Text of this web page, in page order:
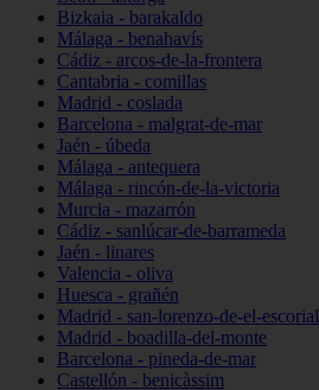
Bizkaia - barakaldo
Málaga - benahavís
Cádiz - arcos-de-la-frontera
Cantabria - comillas
Madrid - coslada
Barcelona - malgrat-de-mar
Jaén - úbeda
Málaga - antequera
Málaga - rincón-de-la-victoria
Murcia - mazarrón
Cádiz - sanlúcar-de-barrameda
Jaén - linares
Valencia - oliva
Huesca - grañén
Madrid - san-lorenzo-de-el-escorial
Madrid - boadilla-del-monte
Barcelona - pineda-de-mar
Castellón - benicàssim